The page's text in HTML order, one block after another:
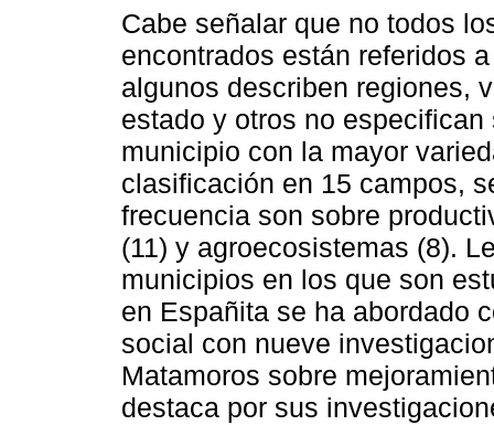
Cabe señalar que no todos
encontrados están referidos
algunos describen regiones,
estado y otros no
municipio con la mayor
clasificación en 15 campos,
frecuencia son sobre
(11) y agroecosistemas (8).
municipios en los que son
en Españita se ha abordado
social con nueve
Matamoros sobre
destaca por sus